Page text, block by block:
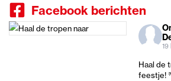
Facebook berichten
19
Haal de
feestje!